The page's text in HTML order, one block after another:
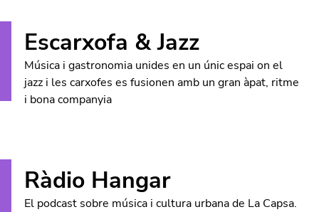
Escarxofa & Jazz
Música i gastronomia unides en un únic espai on el
jazz i les carxofes es fusionen amb un gran àpat, ritme
i bona companyia
Ràdio Hangar
El podcast sobre música i cultura urbana de La Capsa.